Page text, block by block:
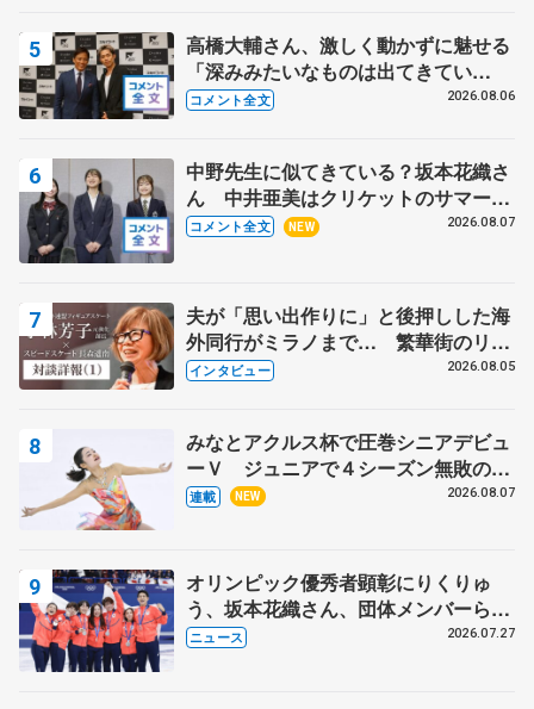
高橋大輔さん、激しく動かずに魅せる
「深みみたいなものは出てきてい
る？」 〝兄さん〟と慕うレジェンド
コメント全文 2026.08.06
中野先生に似てきている？坂本花織さ
ん 中井亜美はクリケットのサマーキ
ャンプに 島田麻央はたくさん試合に
コメント全文 NEW 2026.08.07
夫が「思い出作りに」と後押しした海
外同行がミラノまで… 繁華街のリン
クでは不良のお兄さんも味方に 小林
インタビュー 2026.08.05
みなとアクルス杯で圧巻シニアデビュ
ーＶ ジュニアで４シーズン無敗の島
田麻央
連載 NEW 2026.08.07
オリンピック優秀者顕彰にりくりゅ
う、坂本花織さん、団体メンバーら
8月7日に文科省が表彰式、ブルーノ・
ニュース 2026.07.27